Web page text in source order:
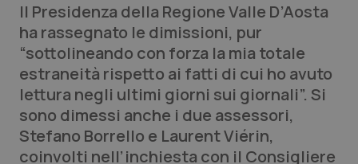
Scienza e Farmaci
Studi e Analisi
Lettere al direttore
Edizioni Regionali
Il Presidenza della Regione Valle D’Aosta
ha rassegnato le dimissioni, pur
“sottolineando con forza la mia totale
estraneità rispetto ai fatti di cui ho avuto
lettura negli ultimi giorni sui giornali”. Si
sono dimessi anche i due assessori,
Stefano Borrello e Laurent Viérin,
coinvolti nell’inchiesta con il Consigliere